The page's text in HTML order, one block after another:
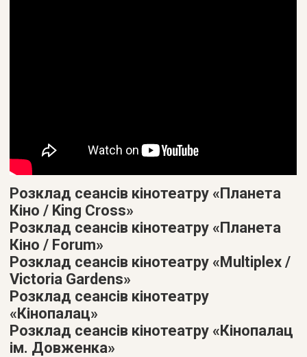
Розклад сеансів кінотеатру «Планета
Кіно / King Cross»
Розклад сеансів кінотеатру «Планета
Кіно / Forum»
Розклад сеансів кінотеатру «Multiplex /
Victoria Gardens»
Розклад сеансів кінотеатру
«Кінопалац»
Розклад сеансів кінотеатру «Кінопалац
ім. Довженка»